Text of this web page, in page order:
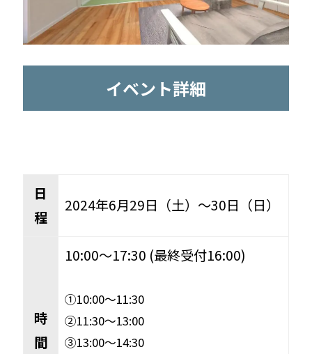
イベント詳細
日
程
2024年6月29日（土）～30日（日）
時
間
10:00〜17:30 (最終受付16:00)
①10:00〜11:30
②11:30〜13:00
③13:00〜14:30